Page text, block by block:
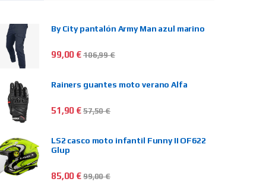
By City pantalón Army Man azul marino
99,00 € 106,99€
Rainers guantes moto verano Alfa
51,90 € 57,50€
LS2 casco moto infantil Funny II OF622
Glup
85,00 € 99,00€